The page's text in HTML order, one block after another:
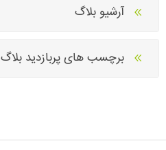
آرشیو بلاگ
برچسب های پربازدید بلاگ